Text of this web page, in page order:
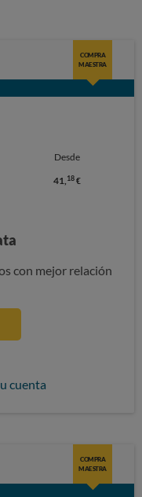
COMPRA
MAESTRA
Desde
41,18€
con mejor relación
cuenta
COMPRA
MAESTRA